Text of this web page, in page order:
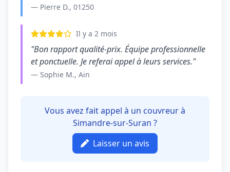
— Pierre D., 01250
Il y a 2 mois
"Bon rapport qualité-prix. Équipe professionnelle
et ponctuelle. Je referai appel à leurs services."
— Sophie M., Ain
Vous avez fait appel à un couvreur à
Simandre-sur-Suran ?
Laisser un avis